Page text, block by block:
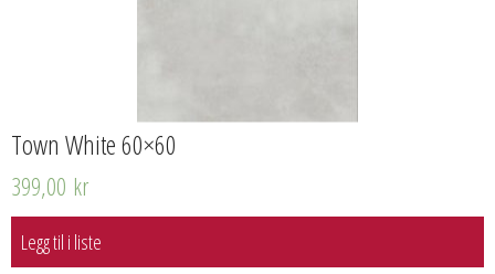
Town White 60×60
399,00 kr
Legg til i liste